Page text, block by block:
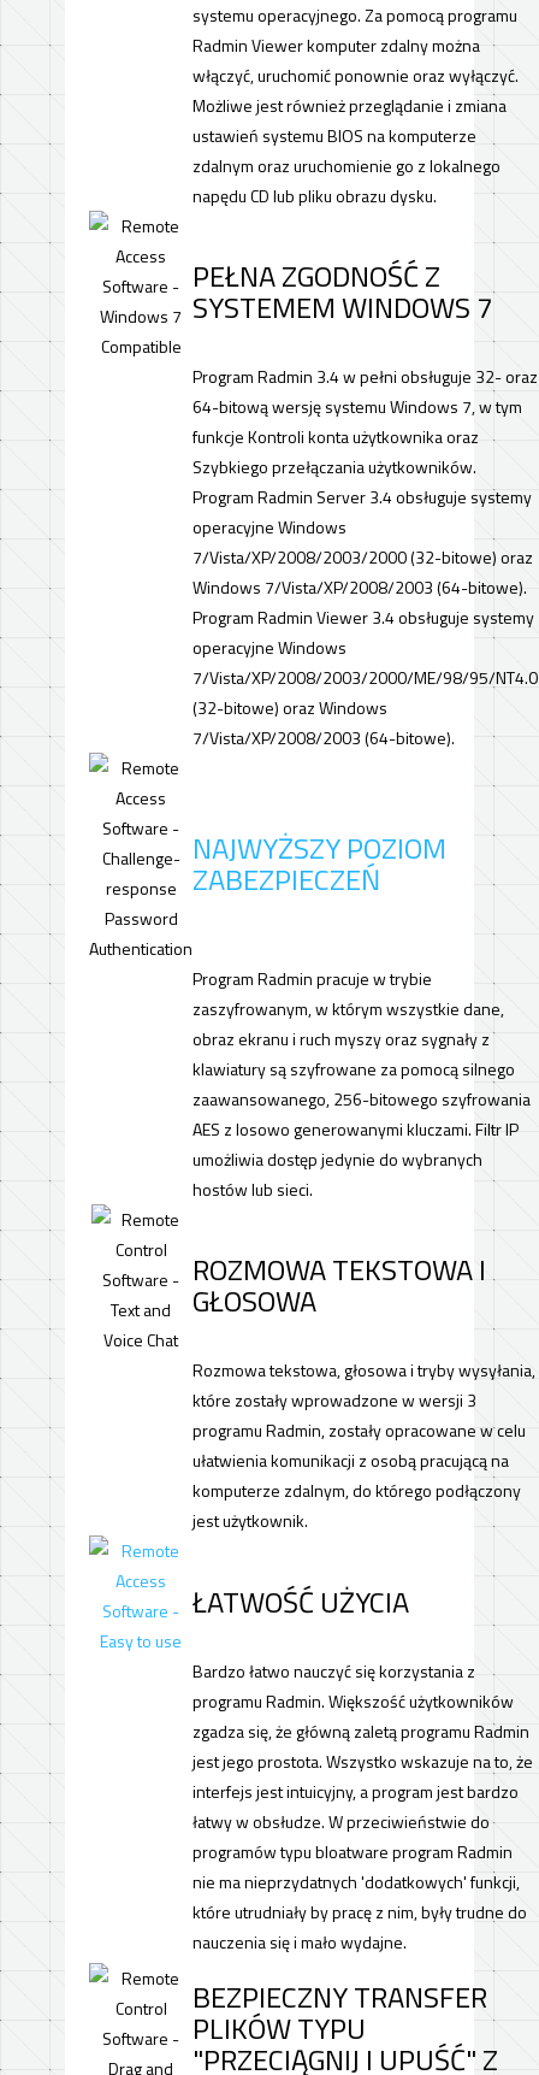
systemu operacyjnego. Za pomocą programu
Radmin Viewer komputer zdalny można
włączyć, uruchomić ponownie oraz wyłączyć.
Możliwe jest również przeglądanie i zmiana
ustawień systemu BIOS na komputerze
zdalnym oraz uruchomienie go z lokalnego
napędu CD lub pliku obrazu dysku.
PEŁNA ZGODNOŚĆ Z
SYSTEMEM WINDOWS 7
Program Radmin 3.4 w pełni obsługuje 32- oraz
64-bitową wersję systemu Windows 7, w tym
funkcje Kontroli konta użytkownika oraz
Szybkiego przełączania użytkowników.
Program Radmin Server 3.4 obsługuje systemy
operacyjne Windows
7/Vista/XP/2008/2003/2000 (32-bitowe) oraz
Windows 7/Vista/XP/2008/2003 (64-bitowe).
Program Radmin Viewer 3.4 obsługuje systemy
operacyjne Windows
7/Vista/XP/2008/2003/2000/ME/98/95/NT4.0
(32-bitowe) oraz Windows
7/Vista/XP/2008/2003 (64-bitowe).
NAJWYŻSZY POZIOM
ZABEZPIECZEŃ
Program Radmin pracuje w trybie
zaszyfrowanym, w którym wszystkie dane,
obraz ekranu i ruch myszy oraz sygnały z
klawiatury są szyfrowane za pomocą silnego
zaawansowanego, 256-bitowego szyfrowania
AES z losowo generowanymi kluczami. Filtr IP
umożliwia dostęp jedynie do wybranych
hostów lub sieci.
ROZMOWA TEKSTOWA I
GŁOSOWA
Rozmowa tekstowa, głosowa i tryby wysyłania,
które zostały wprowadzone w wersji 3
programu Radmin, zostały opracowane w celu
ułatwienia komunikacji z osobą pracującą na
komputerze zdalnym, do którego podłączony
jest użytkownik.
ŁATWOŚĆ UŻYCIA
Bardzo łatwo nauczyć się korzystania z
programu Radmin. Większość użytkowników
zgadza się, że główną zaletą programu Radmin
jest jego prostota. Wszystko wskazuje na to, że
interfejs jest intuicyjny, a program jest bardzo
łatwy w obsłudze. W przeciwieństwie do
programów typu bloatware program Radmin
nie ma nieprzydatnych 'dodatkowych' funkcji,
które utrudniały by pracę z nim, były trudne do
nauczenia się i mało wydajne.
BEZPIECZNY TRANSFER
PLIKÓW TYPU
"PRZECIĄGNIJ I UPUŚĆ" Z